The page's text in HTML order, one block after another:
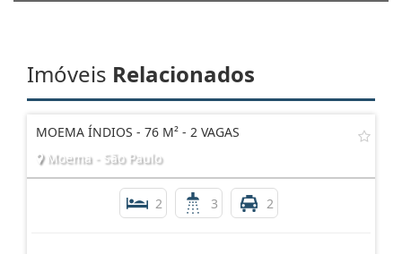
Imóveis Relacionados
MOEMA ÍNDIOS - 76 M² - 2 VAGAS
Moema - São Paulo
2 3 2